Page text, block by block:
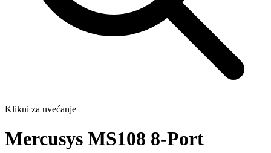
Klikni za uvećanje
Mercusys MS108 8-Port